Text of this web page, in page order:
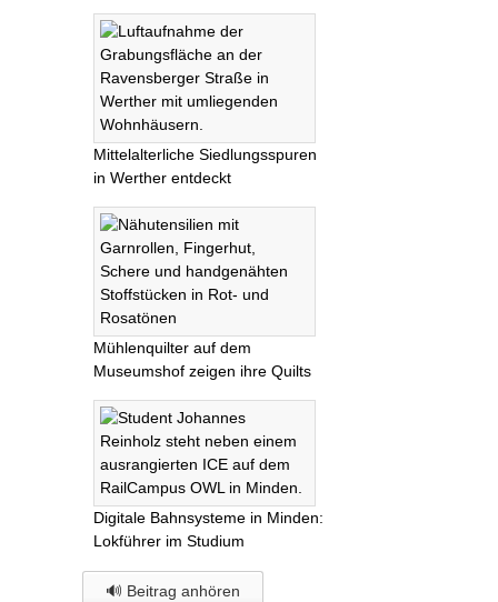
Mittelalterliche Siedlungsspuren
in Werther entdeckt
Mühlenquilter auf dem
Museumshof zeigen ihre Quilts
Digitale Bahnsysteme in Minden:
Lokführer im Studium
🔊 Beitrag anhören